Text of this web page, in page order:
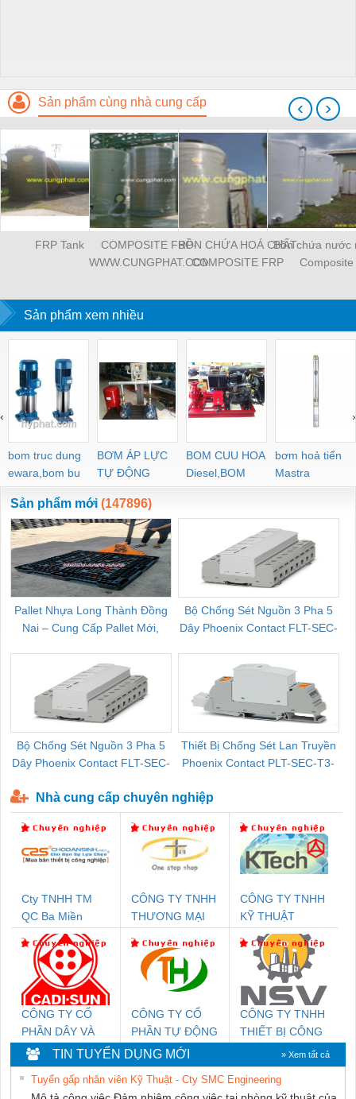
Sản phẩm cùng nhà cung cấp
FRP Tank
COMPOSITE FRP-
WWW.CUNGPHAT.COM
BỒN CHỨA HOÁ CHẤT
COMPOSITE FRP
Bồn chứa nước
Composite
‹ ›
Sản phẩm xem nhiều
bom truc dung
ewara,bom bu
ewara
BƠM ÁP LỰC
TỰ ĐỘNG
BOM CUU HOA
Diesel,BOM
CHUA CHAY
bơm hoả tiển
Mastra
‹ ›
Sản phẩm mới (147896)
Pallet Nhựa Long Thành Đồng
Nai – Cung Cấp Pallet Mới,
Bộ Chống Sét Nguồn 3 Pha 5
Dây Phoenix Contact FLT-SEC-
Bộ Chống Sét Nguồn 3 Pha 5
Dây Phoenix Contact FLT-SEC-
Thiết Bị Chống Sét Lan Truyền
Phoenix Contact PLT-SEC-T3-
Nhà cung cấp chuyên nghiệp
Cty TNHH TM
QC Ba Miền
CÔNG TY TNHH
THƯƠNG MẠI
NAM
CÔNG TY TNHH
KỸ THUẬT
KTECH VIỆT
NAM
CÔNG TY CỔ
PHẦN DÂY VÀ
CÁP ĐIỆN
THƯỢNG ĐÌNH
CÔNG TY CỔ
PHẦN TỰ ĐỘNG
TIẾN HƯNG
CÔNG TY TNHH
THIẾT BỊ CÔNG
NGHIỆP NIHON
SETSUBI VIỆT
NAM
TIN TUYỂN DỤNG MỚI » Xem tất cả
Tuyển gấp nhân viên Kỹ Thuật - Cty SMC Engineering